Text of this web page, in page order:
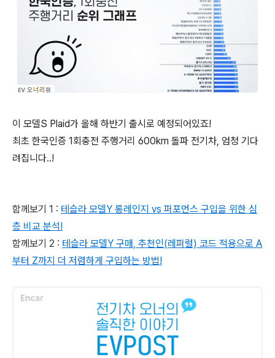
이 모델S Plaid가 올해 하반기 출시로 예정되어있죠!
최초 한국인증 1회충전 주행거리 600km 돌파 전기차, 엄청 기다
려집니다..!
함께보기 1 : 테슬라 모델Y 롱레인지 vs 퍼포먼스 구입을 위한 심
층 비교 분석!
함께보기 2 : 테슬라 모델Y 구매, 추천인(레퍼럴) 코드 적용으로 A
부터 Z까지 더 저렴하게 구입하는 방법!